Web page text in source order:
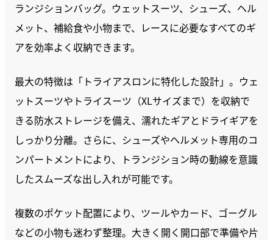
ランジションバッグ。ウェットスーツ、シューズ、ヘル
メット、補給食や小物まで、レースに必要なすべてのギ
アを効率よく収納できます。
最大の特徴は「トライアスロンに特化した設計」。ウェ
ットスーツやトライスーツ（XLサイズまで）を収納で
きる防水ストレージを備え、濡れたギアとドライギアを
しっかり分離。さらに、シューズやヘルメット専用のコ
ンパートメントにより、トランジション時の動線を意識
したスムーズな出し入れが可能です。
複数のポケット配置により、ツールやカード、ゴーグル
などの小物も迷わず整理。大きく開く開口部で準備や片